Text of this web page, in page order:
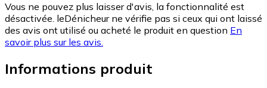
Vous ne pouvez plus laisser d'avis, la fonctionnalité est
désactivée. leDénicheur ne vérifie pas si ceux qui ont laissé
des avis ont utilisé ou acheté le produit en question En
savoir plus sur les avis.
Informations produit